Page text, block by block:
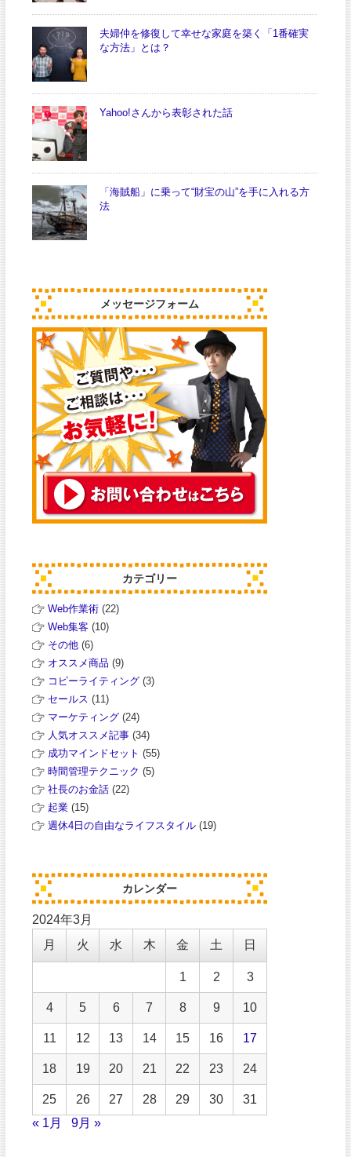
夫婦仲を修復して幸せな家庭を築く「1番確実
な方法」とは？
Yahoo!さんから表彰された話
「海賊船」に乗って“財宝の山”を手に入れる方
法
メッセージフォーム
カテゴリー
Web作業術 (22)
Web集客 (10)
その他 (6)
オススメ商品 (9)
コピーライティング (3)
セールス (11)
マーケティング (24)
人気オススメ記事 (34)
成功マインドセット (55)
時間管理テクニック (5)
社長のお金話 (22)
起業 (15)
週休4日の自由なライフスタイル (19)
カレンダー
2024年3月
月
火 水 木 金 土 日
1 2 3
4 5 6 7 8 9 10
11 12 13 14 15 16 17
18 19 20 21 22 23 24
25 26 27 28 29 30
31
« 1月
9月 »